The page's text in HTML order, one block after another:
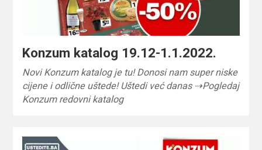
Konzum katalog 19.12-1.1.2022.
Novi Konzum katalog je tu! Donosi nam super niske
cijene i odlične uštede! Uštedi već danas ⇢Pogledaj
Konzum redovni katalog